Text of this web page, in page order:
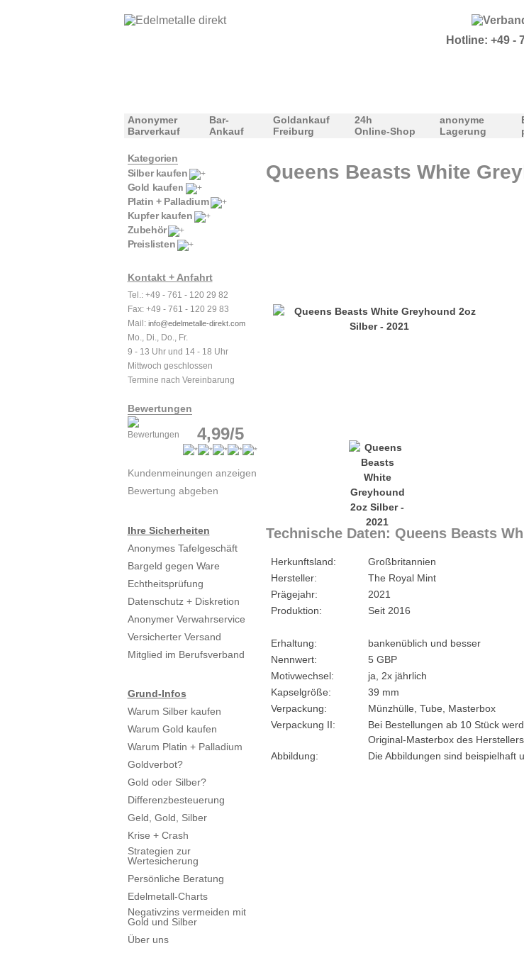
Hotline: +49 -
Anonymer
Barverkauf
Bar-
Ankauf
Goldankauf
Freiburg
24h
Online-Shop
anonyme
Lagerung
Kategorien
Silber kaufen
Gold kaufen
Platin + Palladium
Kupfer kaufen
Zubehör
Preislisten
Kontakt + Anfahrt
Tel.: +49 - 761 - 120 29 82
Fax: +49 - 761 - 120 29 83
Mail: info@edelmetalle-direkt.com
Mo., Di., Do., Fr.
9 - 13 Uhr und 14 - 18 Uhr
Mittwoch geschlossen
Termine nach Vereinbarung
Bewertungen
4,99/5
Kundenmeinungen anzeigen
Bewertung abgeben
Ihre Sicherheiten
Anonymes Tafelgeschäft
Bargeld gegen Ware
Echtheitsprüfung
Datenschutz + Diskretion
Anonymer Verwahrservice
Versicherter Versand
Mitglied im Berufsverband
Grund-Infos
Warum Silber kaufen
Warum Gold kaufen
Warum Platin + Palladium
Goldverbot?
Gold oder Silber?
Differenzbesteuerung
Geld, Gold, Silber
Krise + Crash
Strategien zur
Wertesicherung
Persönliche Beratung
Edelmetall-Charts
Negativzins vermeiden mit
Gold und Silber
Über uns
Queens Beasts White
Technische Daten: Queens Beasts
Herkunftsland: Großbritannien
Hersteller:
The Royal Mint
Prägejahr:
2021
Produktion:
Seit 2016
Erhaltung:
bankenüblich und besser
Nennwert:
5 GBP
Motivwechsel:
ja, 2x jährlich
Kapselgröße:
39 mm
Verpackung:
Münzhülle, Tube, Masterbox
Verpackung II:
Bei Bestellungen ab 10 Stück
Original-Masterbox des Herstellers.
Abbildung:
Die Abbildungen sind beispielhaft